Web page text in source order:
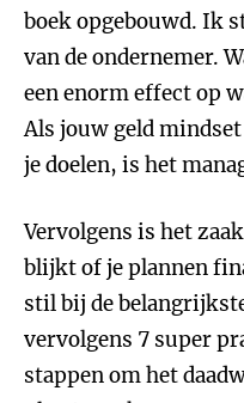
boek opgebouwd. Ik
van de ondernemer.
een enorm effect op
Als jouw geld
je doelen, is het
Vervolgens is het
blijkt of je plannen
stil bij de
vervolgens 7 super
stappen om het